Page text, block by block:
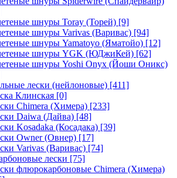
шнуры Toray (Торей) [9]
шнуры Varivas (Варивас) [94]
шнуры Yamatoyo (Яматойо) [12]
шнуры YGK (ЮДжиКей) [62]
шнуры Yoshi Onyx (Йоши Оникс)
лески (нейлоновые) [411]
Клинская [0]
Chimera (Химера) [233]
Daiwa (Дайва) [48]
Kosadaka (Косадака) [39]
Owner (Овнер) [17]
Varivas (Варивас) [74]
лески [75]
флюрокарбоновые Chimera (Химера)